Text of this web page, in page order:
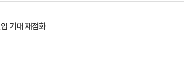
기대 재점화